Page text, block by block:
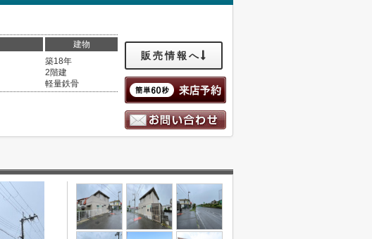
建物
築18年
2階建
軽量鉄骨
販売情報へ